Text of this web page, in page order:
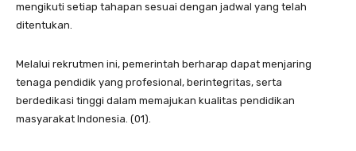
mengikuti setiap tahapan sesuai dengan jadwal yang telah
ditentukan.
Melalui rekrutmen ini, pemerintah berharap dapat menjaring
tenaga pendidik yang profesional, berintegritas, serta
berdedikasi tinggi dalam memajukan kualitas pendidikan
masyarakat Indonesia. (01).